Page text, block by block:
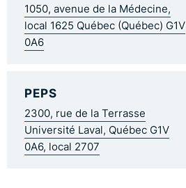
1050, avenue de la Médecine,
local 1625 Québec (Québec) G1V
0A6
PEPS
2300, rue de la Terrasse
Université Laval, Québec G1V
0A6, local 2707